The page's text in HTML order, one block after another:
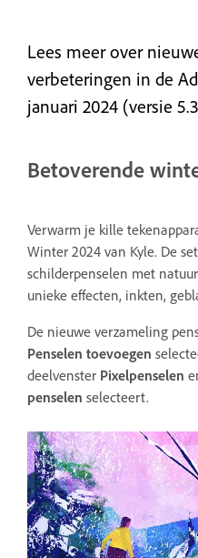
Lees meer over
verbeteringen in de
januari 2024 (versie
Betoverende
Verwarm je kille
Winter 2024 van Kyle. De
schilderpenselen met
unieke effecten, inkten,
De nieuwe verzameling
Penselen toevoegen
deelvenster Pixelpenselen
penselen selecteert.